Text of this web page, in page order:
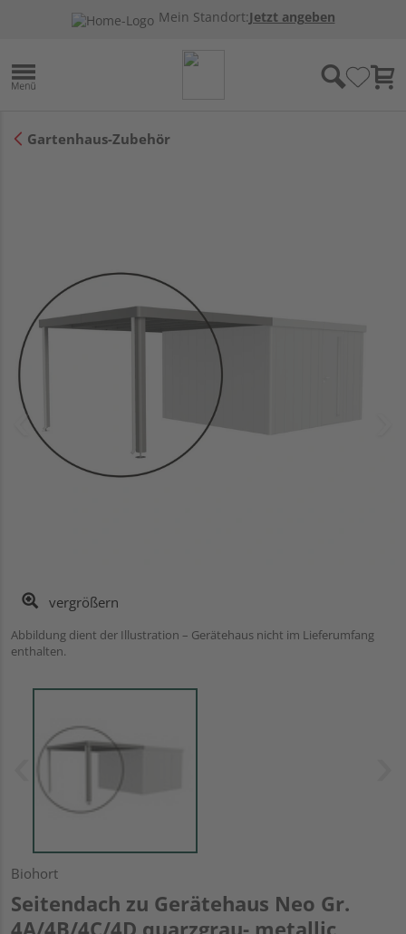
Mein Standort:Jetzt angeben
Gartenhaus-Zubehör
vergrößern
Abbildung dient der Illustration – Gerätehaus nicht im Lieferumfang
enthalten.
Biohort
Seitendach zu Gerätehaus Neo Gr.
4A/4B/4C/4D quarzgrau- metallic